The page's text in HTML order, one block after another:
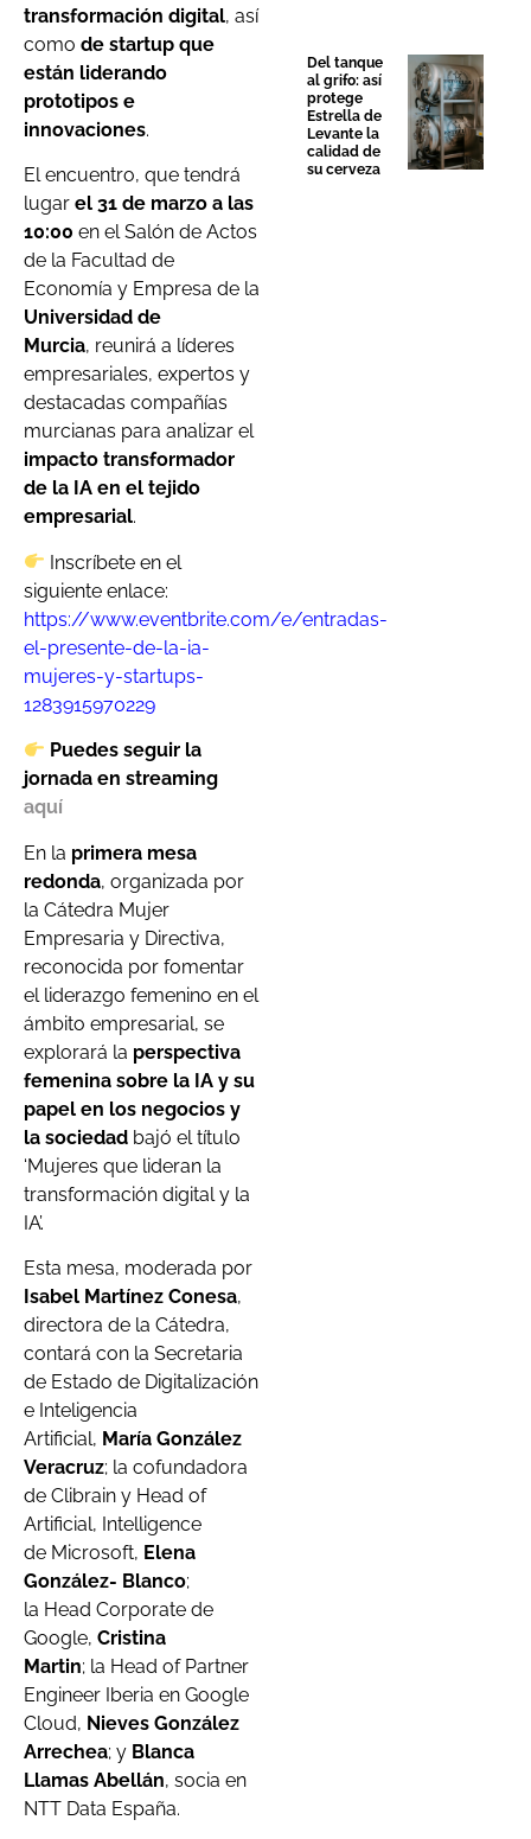
transformación digital, así
como de startup que
están liderando
prototipos e
innovaciones.
El encuentro, que tendrá
lugar el 31 de marzo a las
10:00 en el Salón de Actos
de la Facultad de
Economía y Empresa de la
Universidad de
Murcia, reunirá a líderes
empresariales, expertos y
destacadas compañías
murcianas para analizar el
impacto transformador
de la IA en el tejido
empresarial.
Inscríbete en el
siguiente enlace:
https://www.eventbrite.com/e/entradas-
el-presente-de-la-ia-
mujeres-y-startups-
1283915970229
Puedes seguir la
jornada en streaming
aquí
En la primera mesa
redonda, organizada por
la Cátedra Mujer
Empresaria y Directiva,
reconocida por fomentar
el liderazgo femenino en el
ámbito empresarial, se
explorará la perspectiva
femenina sobre la IA y su
papel en los negocios y
la sociedad bajó el título
‘Mujeres que lideran la
transformación digital y la
IA’.
Esta mesa, moderada por
Isabel Martínez Conesa,
directora de la Cátedra,
contará con la Secretaria
de Estado de Digitalización
e Inteligencia
Artificial, María González
Veracruz; la cofundadora
de Clibrain y Head of
Artificial, Intelligence
de Microsoft, Elena
González- Blanco;
la Head Corporate de
Google, Cristina
Martin; la Head of Partner
Engineer Iberia en Google
Cloud, Nieves González
Arrechea; y Blanca
Llamas Abellán, socia en
NTT Data España.
Del tanque
al grifo: así
protege
Estrella de
Levante la
calidad de
su cerveza